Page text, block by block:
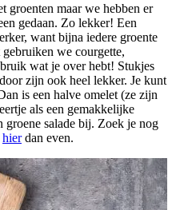
maar we hebben er
gedaan. Zo lekker! Een
want bijna iedere groente
we courgette,
wat je over hebt! Stukjes
zijn ook heel lekker. Je kunt
is een halve omelet (ze zijn
als een gemakkelijke
groene salade bij. Zoek je nog
hierdan even.